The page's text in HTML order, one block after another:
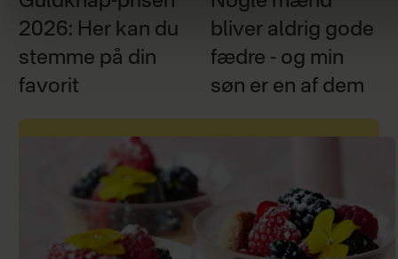
2026: Her kan du
stemme på din
favorit
bliver aldrig gode
fædre - og min
søn er en af dem